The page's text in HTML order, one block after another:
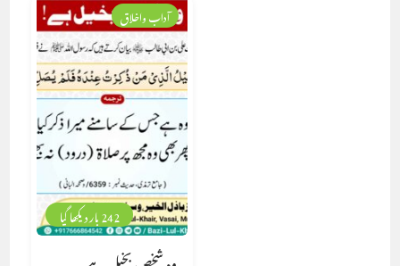
242 بار دیکھا گیا
آداب واخلاق